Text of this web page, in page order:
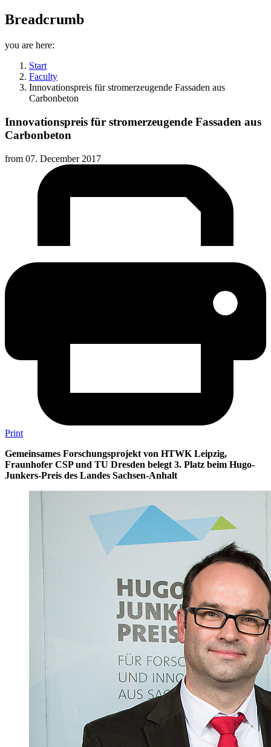
Breadcrumb
you are here:
Start
Faculty
Innovationspreis für stromerzeugende Fassaden aus
Carbonbeton
Innovationspreis für stromerzeugende Fassaden aus
Carbonbeton
from 07. December 2017
Print
Gemeinsames Forschungsprojekt von HTWK Leipzig,
Fraunhofer CSP und TU Dresden belegt 3. Platz beim Hugo-
Junkers-Preis des Landes Sachsen-Anhalt